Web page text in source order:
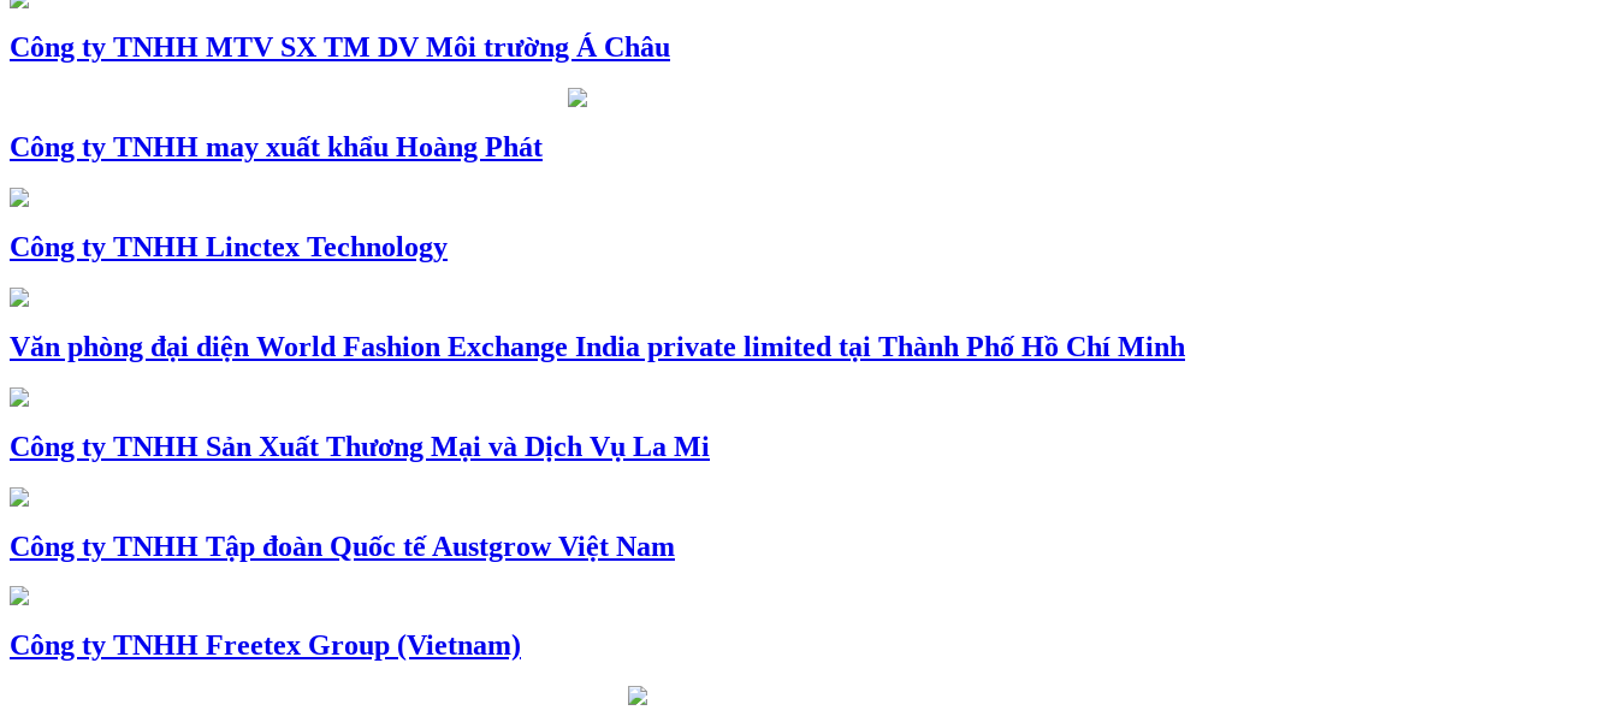
Công ty TNHH MTV SX TM DV Môi trường Á Châu
Công ty TNHH may xuất khẩu Hoàng Phát
Công ty TNHH Linctex Technology
Văn phòng đại diện World Fashion Exchange India private limited tại Thành Phố Hồ Chí Minh
Công ty TNHH Sản Xuất Thương Mại và Dịch Vụ La Mi
Công ty TNHH Tập đoàn Quốc tế Austgrow Việt Nam
Công ty TNHH Freetex Group (Vietnam)